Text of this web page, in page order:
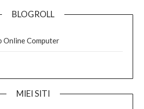
BLOGROLL
Online Computer
MIEI SITI